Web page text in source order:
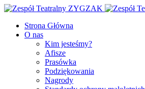
Facebook
Youtube
Strona Główna
O nas
Kim jesteśmy?
Afisze
Prasówka
Podziękowania
Nagrody